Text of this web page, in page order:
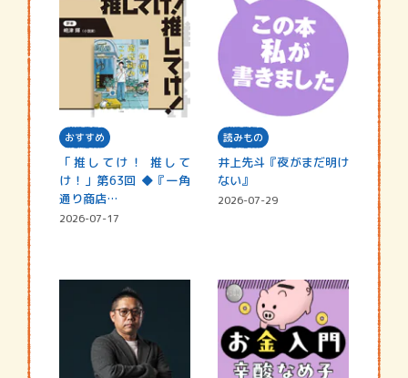
おすすめ
「推してけ！ 推して
け！」第63回 ◆『一角
通り商店…
2026-07-17
読みもの
井上先斗『夜がまだ明け
ない』
2026-07-29